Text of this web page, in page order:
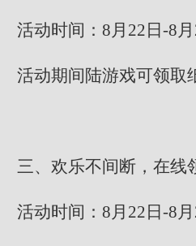
活动时间：8月22日-8月
活动期间陆游戏可领取
三、欢乐不间断，在线
活动时间：8月22日-8月